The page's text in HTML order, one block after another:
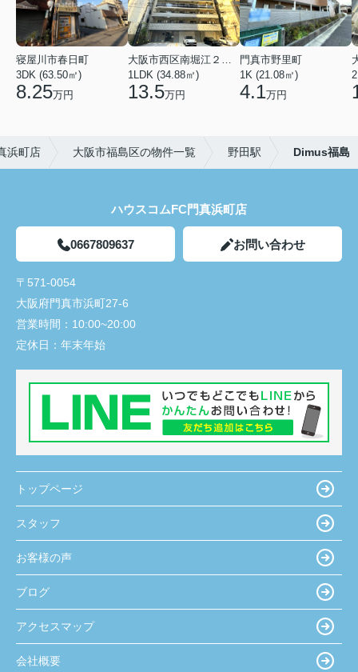
寝屋川市春日町
3DK (63.50㎡)
8.25万円
大阪市西区南堀江２丁目
1LDK (34.88㎡)
13.5万円
門真市野里町
1K (21.08㎡)
4.1万円
浜町店 大阪市福島区の物件一覧 野田駅 Dimus福島
ハウスコムFC門真浜町店
0667809637 お問い合わせ
〒571-0054
大阪府門真市浜町27-6
営業時間： 10:00~20:00
定休日： 年末年始
トップページ
スタッフ
お客様の声
ブログ
アクセスマップ
会社概要